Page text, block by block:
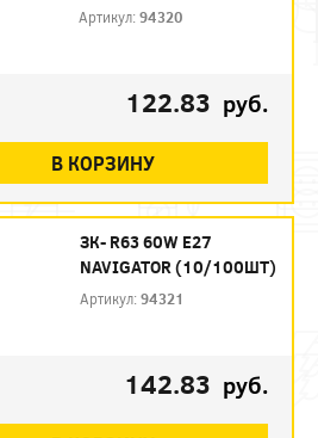
Артикул:94320
122.83 руб.
В КОРЗИНУ
ЗК- R63 60W E27
NAVIGATOR (10/100ШТ)
Артикул:94321
142.83 руб.